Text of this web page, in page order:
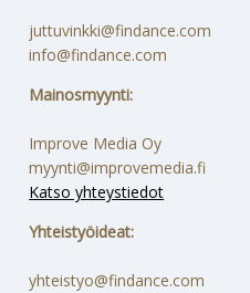
juttuvinkki@findance.com
info@findance.com
Mainosmyynti:
Improve Media Oy
myynti@improvemedia.fi
Katso yhteystiedot
Yhteistyöideat:
yhteistyo@findance.com